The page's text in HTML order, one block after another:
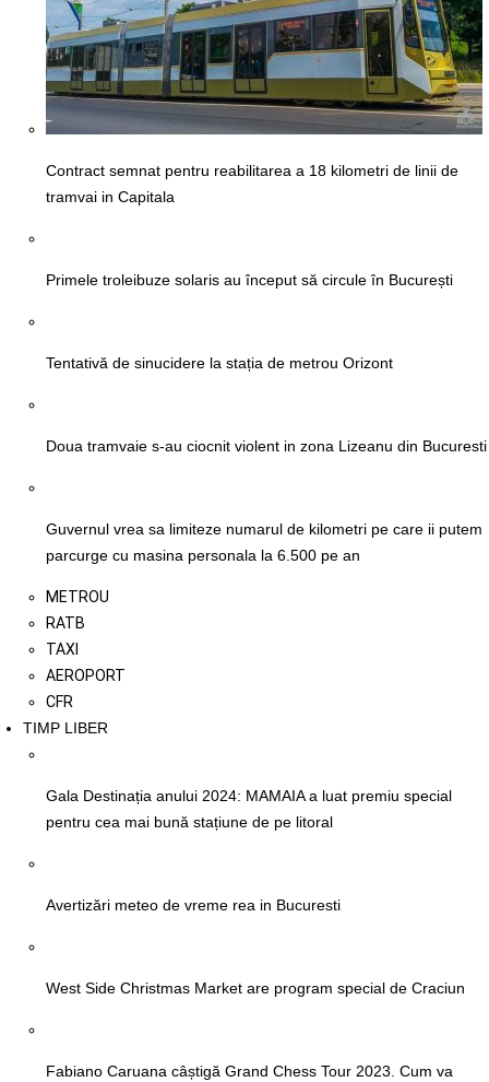
Contract semnat pentru reabilitarea a 18 kilometri de linii de
tramvai in Capitala
Primele troleibuze solaris au început să circule în București
Tentativă de sinucidere la stația de metrou Orizont
Doua tramvaie s-au ciocnit violent in zona Lizeanu din Bucuresti
Guvernul vrea sa limiteze numarul de kilometri pe care ii putem
parcurge cu masina personala la 6.500 pe an
METROU
RATB
TAXI
AEROPORT
CFR
TIMP LIBER
Gala Destinația anului 2024: MAMAIA a luat premiu special
pentru cea mai bună stațiune de pe litoral
Avertizări meteo de vreme rea in Bucuresti
West Side Christmas Market are program special de Craciun
Fabiano Caruana câștigă Grand Chess Tour 2023. Cum va